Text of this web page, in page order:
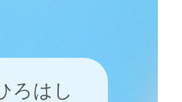
ろはし